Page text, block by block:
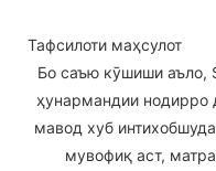
Тафсилоти маҳсулот
Бо саъю кӯшиши аъло,
ҳунармандии нодирро
мавод хуб
мувофиқ аст,